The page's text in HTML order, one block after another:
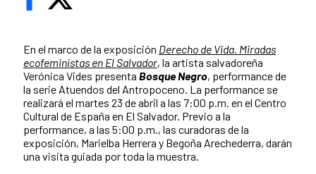
En el marco de la exposición Derecho de Vida. Miradas
ecofeministas en El Salvador, la artista salvadoreña
Verónica Vides presenta Bosque Negro, performance de
la serie Atuendos del Antropoceno. La performance se
realizará el martes 23 de abril a las 7:00 p.m. en el Centro
Cultural de España en El Salvador. Previo a la
performance, a las 5:00 p.m., las curadoras de la
exposición, Marielba Herrera y Begoña Arechederra, darán
una visita guiada por toda la muestra.